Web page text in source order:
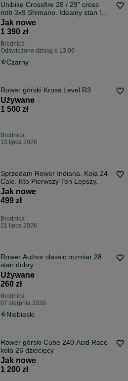
Unibike Crossfire 28 / 29" cross
mtb 3x9 Shimano. Idealny stan !
Hydraulika
Jak nowe
1 390 zł
Brodnica
Odświeżono dzisiaj o 13:09
Czarny
Rower górski Kross Level R3
Używane
1 500 zł
Brodnica
13 lipca 2026
Sprzedam Rower Indiana. Koła 24
Cale. Kto Pierwszy Ten Lepszy.
Jak nowe
499 zł
Brodnica
21 lipca 2026
Rower Author classic rozmiar 28
stan dobry
Używane
260 zł
Brodnica
07 sierpnia 2026
Niebieski
Rower górski Cube 240 Acid Race
koła 26 dziecięcy
Jak nowe
1 200 zł